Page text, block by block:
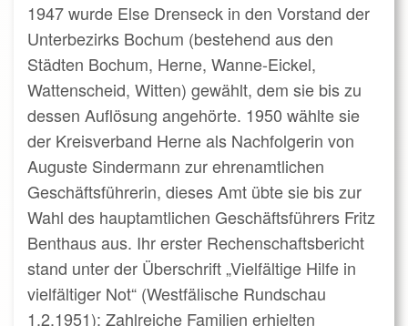
1947 wurde Else Drenseck in den Vorstand der
Unterbezirks Bochum (bestehend aus den
Städten Bochum, Herne, Wanne-Eickel,
Wattenscheid, Witten) gewählt, dem sie bis zu
dessen Auflösung angehörte. 1950 wählte sie
der Kreisverband Herne als Nachfolgerin von
Auguste Sindermann zur ehrenamtlichen
Geschäftsführerin, dieses Amt übte sie bis zur
Wahl des hauptamtlichen Geschäftsführers Fritz
Benthaus aus. Ihr erster Rechenschaftsbericht
stand unter der Überschrift „Vielfältige Hilfe in
vielfältiger Not“ (Westfälische Rundschau
1.2.1951): Zahlreiche Familien erhielten